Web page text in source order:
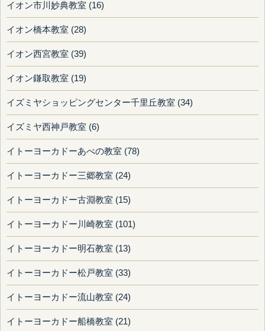
イオン市川妙典教室 (16)
イオン橋本教室 (28)
イオン西宮教室 (39)
イオン鎌取教室 (19)
イズミヤショッピングセンター千里丘教室 (34)
イズミヤ西神戸教室 (6)
イトーヨーカドーあべの教室 (78)
イトーヨーカドー三郷教室 (24)
イトーヨーカドー古淵教室 (15)
イトーヨーカドー川崎教室 (101)
イトーヨーカドー明石教室 (13)
イトーヨーカドー松戸教室 (33)
イトーヨーカドー流山教室 (24)
イトーヨーカドー船橋教室 (21)